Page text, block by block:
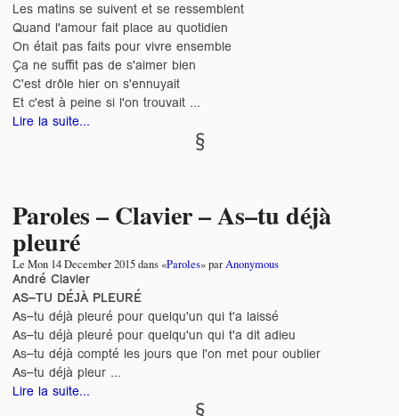
Les matins se suivent et se ressemblent
Quand l'amour fait place au quotidien
On était pas faits pour vivre ensemble
Ça ne suffit pas de s'aimer bien
C'est drôle hier on s'ennuyait
Et c'est à peine si l'on trouvait ...
Lire la suite...
Paroles – Clavier – As–tu déjà
pleuré
Le Mon 14 December 2015dans «Paroles» parAnonymous
André Clavier
AS–TU DÉJÀ PLEURÉ
As–tu déjà pleuré pour quelqu'un qui t'a laissé
As–tu déjà pleuré pour quelqu'un qui t'a dit adieu
As–tu déjà compté les jours que l'on met pour oublier
As–tu déjà pleur ...
Lire la suite...